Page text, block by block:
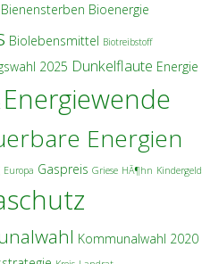
Bienensterben Bioenergie
Biolebensmittel Biotreibstoff
2025 Dunkelflaute Energie
Energiewende
Energien
Europa Gaspreis Griese HÃ¶hn Kindergeld
Kommunalwahl 2020